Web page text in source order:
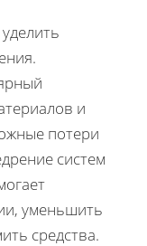
и
потери
систем
уменьшить
средства.